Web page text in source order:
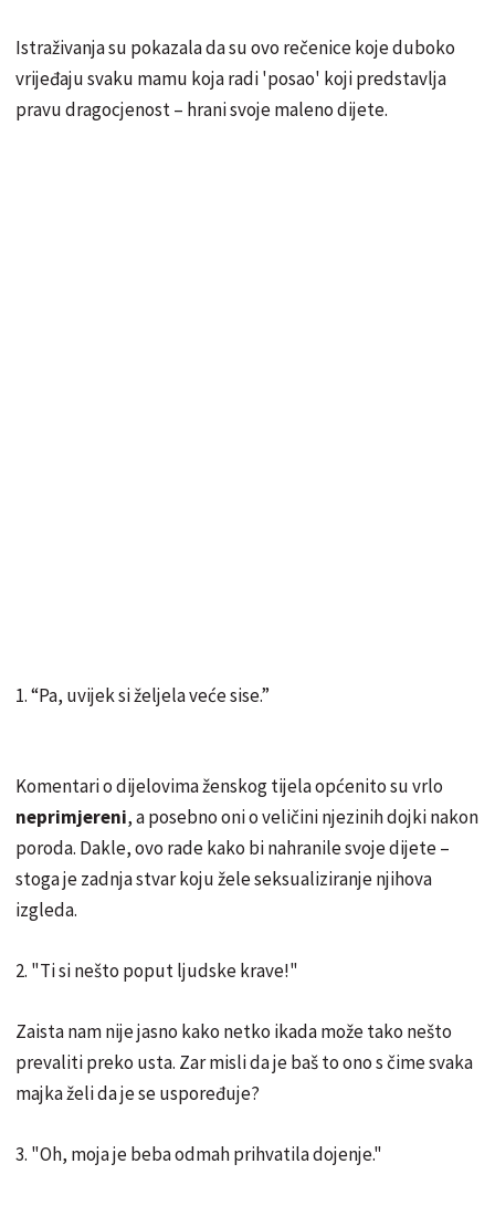
Istraživanja su pokazala da su ovo rečenice koje duboko
vrijeđaju svaku mamu koja radi 'posao' koji predstavlja
pravu dragocjenost – hrani svoje maleno dijete.
1. “Pa, uvijek si željela veće sise.”
Komentari o dijelovima ženskog tijela općenito su vrlo
neprimjereni, a posebno oni o veličini njezinih dojki nakon
poroda. Dakle, ovo rade kako bi nahranile svoje dijete –
stoga je zadnja stvar koju žele seksualiziranje njihova
izgleda.
2. "Ti si nešto poput ljudske krave!"
Zaista nam nije jasno kako netko ikada može tako nešto
prevaliti preko usta. Zar misli da je baš to ono s čime svaka
majka želi da je se uspoređuje?
3. "Oh, moja je beba odmah prihvatila dojenje."